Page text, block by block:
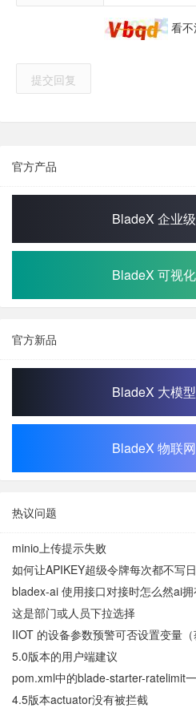
看
提交回复
官方产品
BladeX 企业
BladeX 可视
官方新品
BladeX 大模
BladeX 物联
热议问题
minio上传提示失败
如何让APIKEY超级令牌每次都不写
bladex-ai 使用接口对接时怎么然ai
这是部门或人员下拉选择
IIOT 的设备参数预警可否设置变量（
5.0版本的用户端建议
pom.xml中的blade-starter-ratelimit
4.5版本actuator没有被拦截